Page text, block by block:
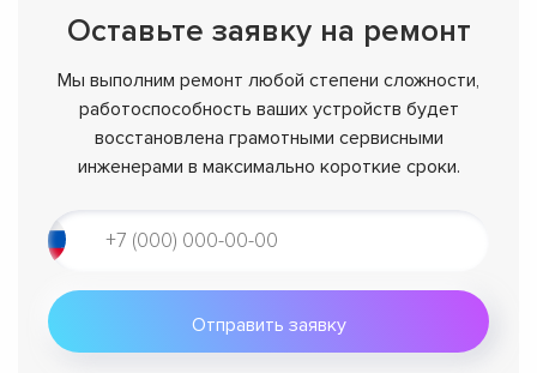
Оставьте заявку на ремонт
Мы выполним ремонт любой степени сложности,
работоспособность ваших устройств будет
восстановлена грамотными сервисными
инженерами в максимально короткие сроки.